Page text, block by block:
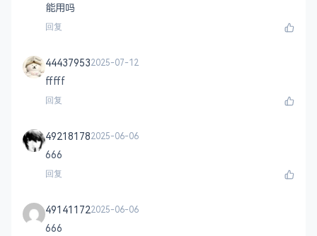
能用吗
回复
444379532025-07-12
fffff
回复
492181782025-06-06
666
回复
491411722025-06-06
666